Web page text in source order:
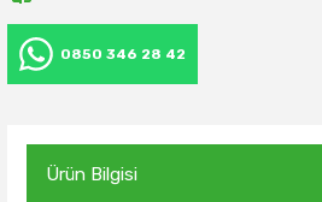
0850 346 28 42
Ürün Bilgisi